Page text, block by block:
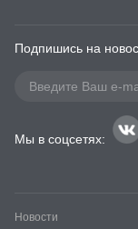
Подпишись на
Мы в соцсетях:
Новости